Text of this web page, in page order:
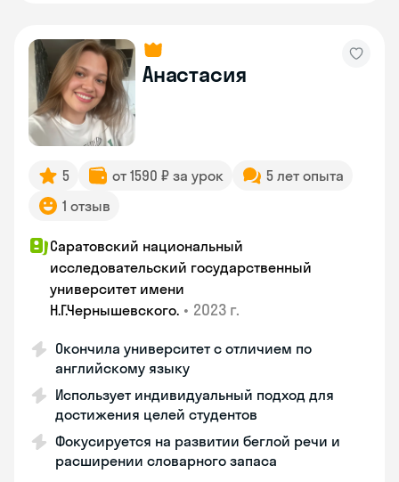
Анастасия
5 от 1590 ₽ за урок
5 лет опыта
1 отзыв
Саратовский национальный
исследовательский государственный
университет имени
Н.Г.Чернышевскогo. • 2023 г.
Окончила университет с отличием по
английскому языку
Использует индивидуальный подход для
достижения целей студентов
Фокусируется на развитии беглой речи и
расширении словарного запаса